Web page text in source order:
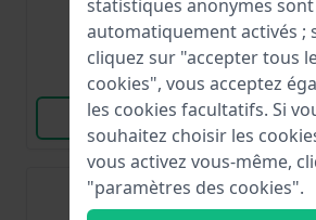
cristaux
● En stock
Comparer
Voir les produits
Nouveau
statistiques anonymes
automatiquement activés ;
cliquez sur "accepter tous
cookies", vous acceptez
les cookies facultatifs. Si
souhaitez choisir les
vous activez vous-même,
"paramètres des cookies".